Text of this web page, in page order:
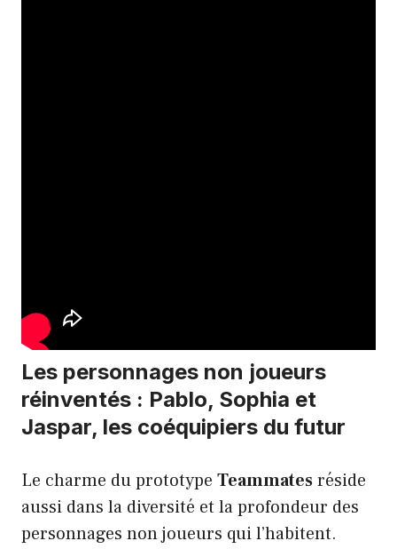
Les personnages non joueurs
réinventés : Pablo, Sophia et
Jaspar, les coéquipiers du futur
Le charme du prototype Teammatesréside
aussi dans la diversité et la profondeur des
personnages non joueurs qui l’habitent.